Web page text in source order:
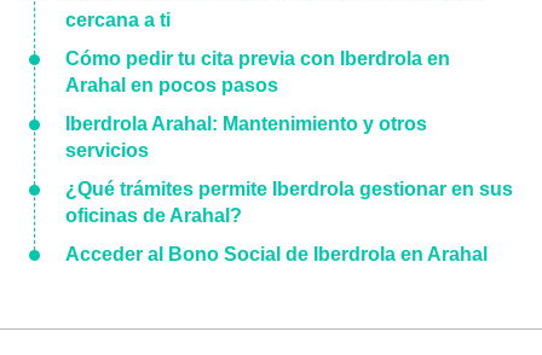
cercana a ti
Cómo pedir tu cita previa con Iberdrola en
Arahal en pocos pasos
Iberdrola Arahal: Mantenimiento y otros
servicios
¿Qué trámites permite Iberdrola gestionar en sus
oficinas de Arahal?
Acceder al Bono Social de Iberdrola en Arahal